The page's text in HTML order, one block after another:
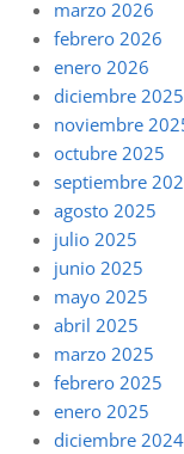
marzo 2026
febrero 2026
enero 2026
diciembre 2025
noviembre
octubre 2025
septiembre
agosto 2025
julio 2025
junio 2025
mayo 2025
abril 2025
marzo 2025
febrero 2025
enero 2025
diciembre 2024